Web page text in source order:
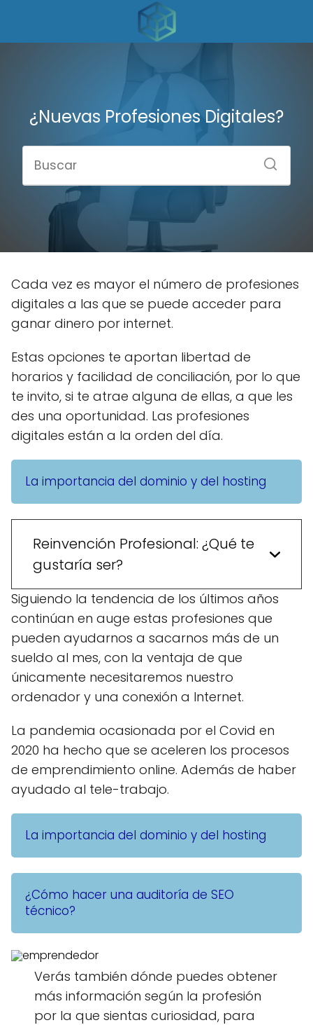
¿Nuevas Profesiones Digitales?
Cada vez es mayor el número de profesiones
digitales a las que se puede acceder para
ganar dinero por internet.
Estas opciones te aportan libertad de
horarios y facilidad de conciliación, por lo que
te invito, si te atrae alguna de ellas, a que les
des una oportunidad. Las profesiones
digitales están a la orden del día.
La importancia del dominio y del hosting
Reinvención Profesional: ¿Qué te
gustaría ser?
Siguiendo la tendencia de los últimos años
continúan en auge estas profesiones que
pueden ayudarnos a sacarnos más de un
sueldo al mes, con la ventaja de que
únicamente necesitaremos nuestro
ordenador y una conexión a Internet.
La pandemia ocasionada por el Covid en
2020 ha hecho que se aceleren los procesos
de emprendimiento online. Además de haber
ayudado al tele-trabajo.
La importancia del dominio y del hosting
¿Cómo hacer una auditoría de SEO
técnico?
Verás también dónde puedes obtener
más información según la profesión
por la que sientas curiosidad, para